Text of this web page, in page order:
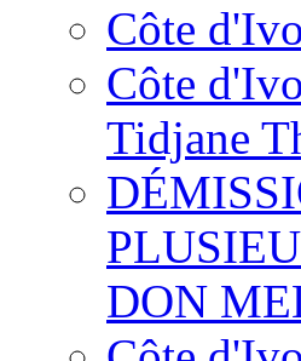
Côte
Côte
Tidjane
DON